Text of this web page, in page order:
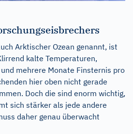
Arktischer Ozean genannt, ist
kalte Temperaturen,
mehrere Monate Finsternis pro
hier oben nicht gerade
Doch die sind enorm wichtig,
sich stärker als jede andere
daher genau überwacht